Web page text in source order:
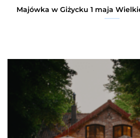
Majówka w Giżycku 1 maja